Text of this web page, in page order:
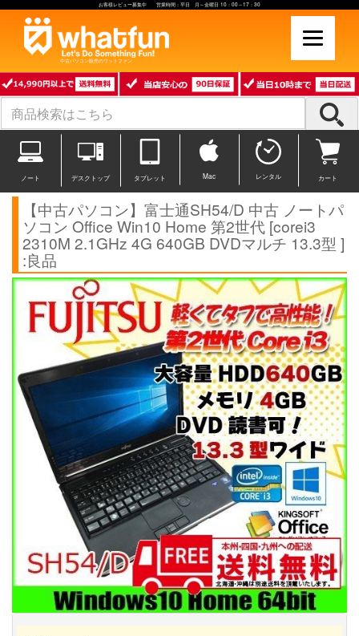
お客様レビュー募集中 営業時間：平日 月～金曜日 10：00～17：30
中古パソコン販売のワットファン
ノート デスクトップ タブレット Mac レンタル カート
【中古パソコン】富士通SH54/D 中古 ノートパ
ソコン Office Win10 Home 第2世代 [corei3
2310M 2.1GHz 4G 640GB DVDマルチ 13.3型 ]
:良品